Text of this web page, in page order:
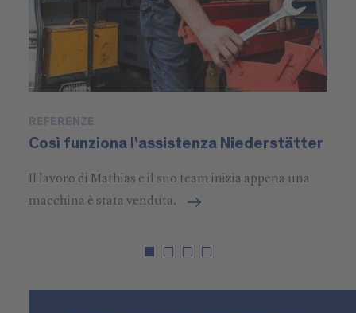
REFERENZE
Così funziona l'assistenza Niederstätter
Il lavoro di Mathias e il suo team inizia appena una
macchina è stata venduta.